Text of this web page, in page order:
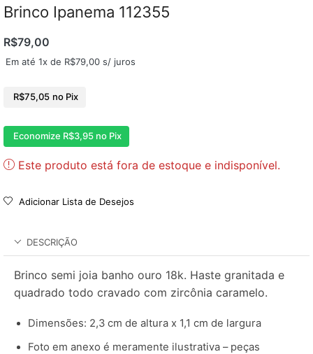
Brinco Ipanema 112355
R$79,00
Em até 1x de R$79,00 s/ juros
R$75,05 no Pix
Economize R$3,95 no Pix
Este produto está fora de estoque e indisponível.
Adicionar Lista de Desejos
DESCRIÇÃO
Brinco semi joia banho ouro 18k. Haste granitada e
quadrado todo cravado com zircônia caramelo.
Dimensões: 2,3 cm de altura x 1,1 cm de largura
Foto em anexo é meramente ilustrativa – peças